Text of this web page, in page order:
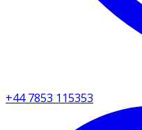
+44 7853 115353